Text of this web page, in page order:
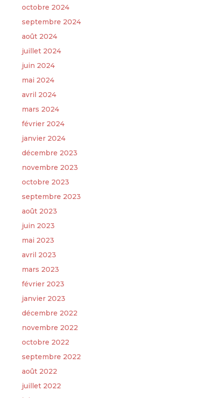
octobre 2024
septembre 2024
août 2024
juillet 2024
juin 2024
mai 2024
avril 2024
mars 2024
février 2024
janvier 2024
décembre 2023
novembre 2023
octobre 2023
septembre 2023
août 2023
juin 2023
mai 2023
avril 2023
mars 2023
février 2023
janvier 2023
décembre 2022
novembre 2022
octobre 2022
septembre 2022
août 2022
juillet 2022